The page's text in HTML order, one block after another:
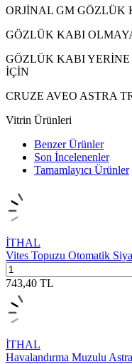
ORJİNAL GM GÖZLÜK
GÖZLÜK KABI
GÖZLÜK KABI
İÇİN
CRUZE AVEO ASTRA
Vitrin Ürünleri
Benzer Ürünler
Son İncelenenler
Tamamlayıcı Ürünler
İTHAL
Vites Topuzu Otomatik
743,40 TL
İTHAL
Havalandırma Muzulu